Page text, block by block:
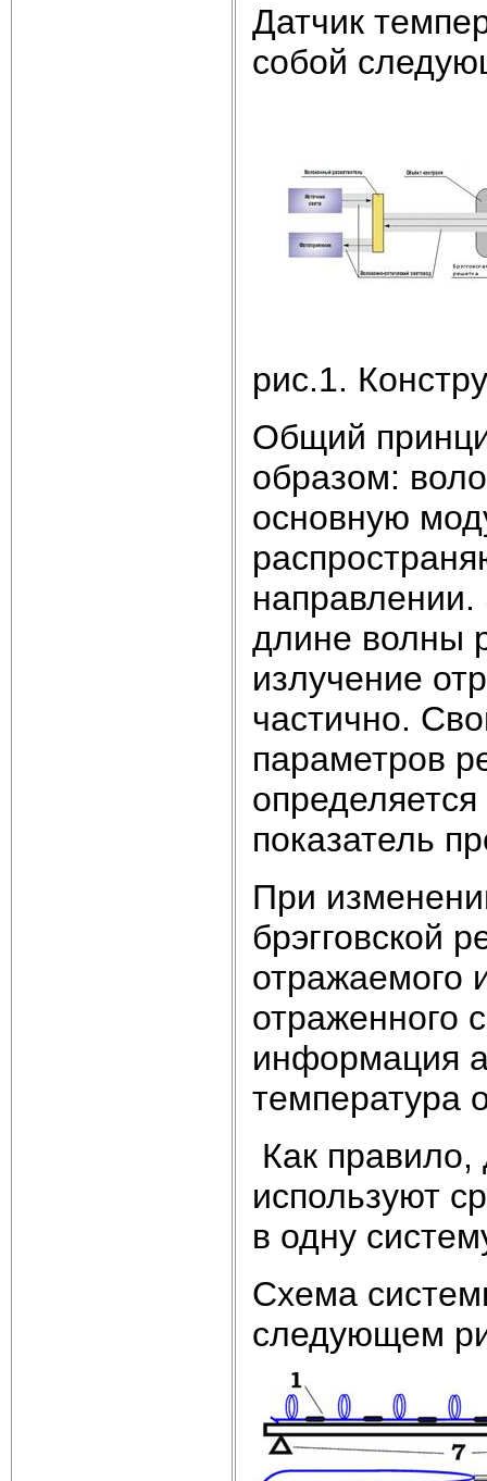
Датчик
собой
рис.1.
Общий
образом:
основную
направлении.
длине волны
излучение
частично.
параметров
показатель
При
брэгговской
отражаемого
отраженного
информация
температура
Как правило,
используют
в одну
Схема
следующем